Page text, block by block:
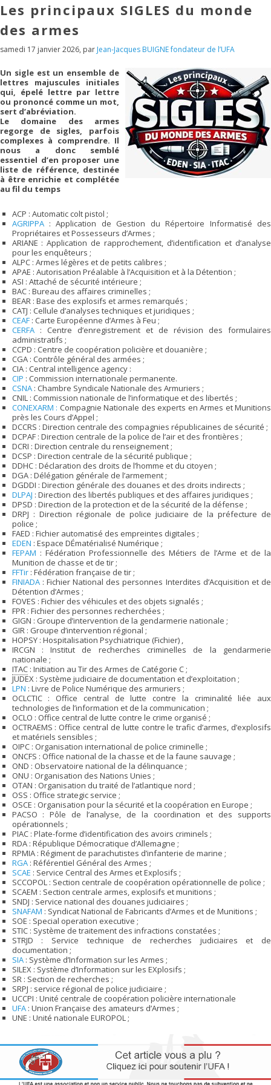
Les principaux SIGLES du monde
des armes
samedi 17 janvier 2026, par Jean-Jacques BUIGNE fondateur de l’UFA
Un sigle est un ensemble de
lettres majuscules initiales
qui, épelé lettre par lettre
ou prononcé comme un mot,
sert d’abréviation.
Le domaine des armes
regorge de sigles, parfois
complexes à comprendre. Il
nous a donc semblé
essentiel d’en proposer une
liste de référence, destinée
à être enrichie et complétée
au fil du temps
ACP : Automatic colt pistol ;
AGRIPPA: Application de Gestion du Répertoire Informatisé des
Propriétaires et Possesseurs d’Armes ;
ARIANE : Application de rapprochement, d’identification et d’analyse
pour les enquêteurs ;
ALPC : Armes légères et de petits calibres ;
APAE : Autorisation Préalable à l’Acquisition et à la Détention ;
ASI : Attaché de sécurité intérieure ;
BAC : Bureau des affaires criminelles ;
BEAR : Base des explosifs et armes remarqués ;
CATJ : Cellule d’analyses techniques et juridiques ;
CEAF: Carte Européenne d’Armes à Feu ;
CERFA: Centre d’enregistrement et de révision des formulaires
administratifs ;
CCPD : Centre de coopération policière et douanière ;
CGA : Contrôle général des armées ;
CIA : Central intelligence agency :
CIP : Commission internationale permanente.
CSNA: Chambre Syndicale Nationale des Armuriers ;
CNIL : Commission nationale de l’informatique et des libertés ;
CONEXARM : Compagnie Nationale des experts en Armes et Munitions
près les Cours d’Appel ;
DCCRS : Direction centrale des compagnies républicaines de sécurité ;
DCPAF : Direction centrale de la police de l’air et des frontières ;
DCRI : Direction centrale du renseignement ;
DCSP : Direction centrale de la sécurité publique ;
DDHC : Déclaration des droits de l’homme et du citoyen ;
DGA : Délégation générale de l’armement ;
DGDDI : Direction générale des douanes et des droits indirects ;
DLPAJ : Direction des libertés publiques et des affaires juridiques ;
DPSD : Direction de la protection et de la sécurité de la défense ;
DRPJ : Direction régionale de police judiciaire de la préfecture de
police ;
FAED : Fichier automatisé des empreintes digitales ;
EDEN : Espace DÉmatérialisé Numérique ;
FEPAM : Fédération Professionnelle des Métiers de l’Arme et de la
Munition de chasse et de tir ;
FFTir: Fédération française de tir ;
FINIADA: Fichier National des personnes Interdites d’Acquisition et de
Détention d’Armes ;
FOVES : Fichier des véhicules et des objets signalés ;
FPR : Fichier des personnes recherchées ;
GIGN : Groupe d’intervention de la gendarmerie nationale ;
GIR : Groupe d’intervention régional ;
HOPSY : Hospitalisation Psychiatrique (Fichier) ,
IRCGN : Institut de recherches criminelles de la gendarmerie
nationale ;
ITAC: Initiation au Tir des Armes de Catégorie C ;
JUDEX : Système judiciaire de documentation et d’exploitation ;
LPN : Livre de Police Numérique des armuriers ;
OCLCTIC : Office central de lutte contre la criminalité liée aux
technologies de l’information et de la communication ;
OCLO : Office central de lutte contre le crime organisé ;
OCTRAEMS : Office central de lutte contre le trafic d’armes, d’explosifs
et matériels sensibles ;
OIPC : Organisation international de police criminelle ;
ONCFS : Office national de la chasse et de la faune sauvage ;
OND : Observatoire national de la délinquance ;
ONU : Organisation des Nations Unies ;
OTAN : Organisation du traité de l’atlantique nord ;
OSS : Office strategic service ;
OSCE : Organisation pour la sécurité et la coopération en Europe ;
PACSO : Pôle de l’analyse, de la coordination et des supports
opérationnels ;
PIAC : Plate-forme d’identification des avoirs criminels ;
RDA : République Démocratique d’Allemagne ;
RPMIA : Régiment de parachutistes d’infanterie de marine ;
RGA: Référentiel Général des Armes ;
SCAE : Service Central des Armes et Explosifs ;
SCCOPOL : Section centrale de coopération opérationnelle de police ;
SCAEM : Section centrale armes, explosifs et munitions ;
SNDJ : Service national des douanes judiciaires ;
SNAFAM : Syndicat National de Fabricants d’Armes et de Munitions ;
SOE : Special operation executive ;
STIC : Système de traitement des infractions constatées ;
STRJD : Service technique de recherches judiciaires et de
documentation ;
SIA: Système d’Information sur les Armes ;
SILEX : Système d’Information sur les EXplosifs ;
SR : Section de recherches ;
SRPJ : service régional de police judiciaire ;
UCCPI : Unité centrale de coopération policière internationale
UFA: Union Française des amateurs d’Armes ;
UNE : Unité nationale EUROPOL ;